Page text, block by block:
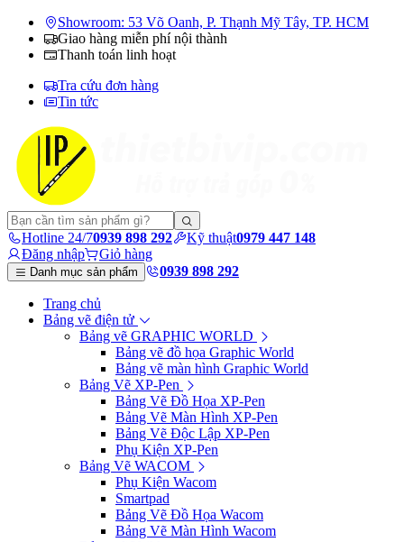
Showroom: 53 Võ Oanh, P. Thạnh Mỹ Tây, TP. HCM
Giao hàng miễn phí nội thành
Thanh toán linh hoạt
Tra cứu đơn hàng
Tin tức
Hotline 24/70939 898 292 Kỹ thuật0979 447 148
Đăng nhập
Giỏ hàng
Danh mục sản phẩm 0939 898 292
Trang chủ
Bảng vẽ điện tử
Bảng vẽ GRAPHIC WORLD
Bảng vẽ đồ họa Graphic World
Bảng vẽ màn hình Graphic World
Bảng Vẽ XP-Pen
Bảng Vẽ Đồ Họa XP-Pen
Bảng Vẽ Màn Hình XP-Pen
Bảng Vẽ Độc Lập XP-Pen
Phụ Kiện XP-Pen
Bảng Vẽ WACOM
Phụ Kiện Wacom
Smartpad
Bảng Vẽ Đồ Họa Wacom
Bảng Vẽ Màn Hình Wacom